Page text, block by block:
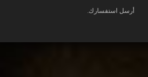
أرسل استفسارك.